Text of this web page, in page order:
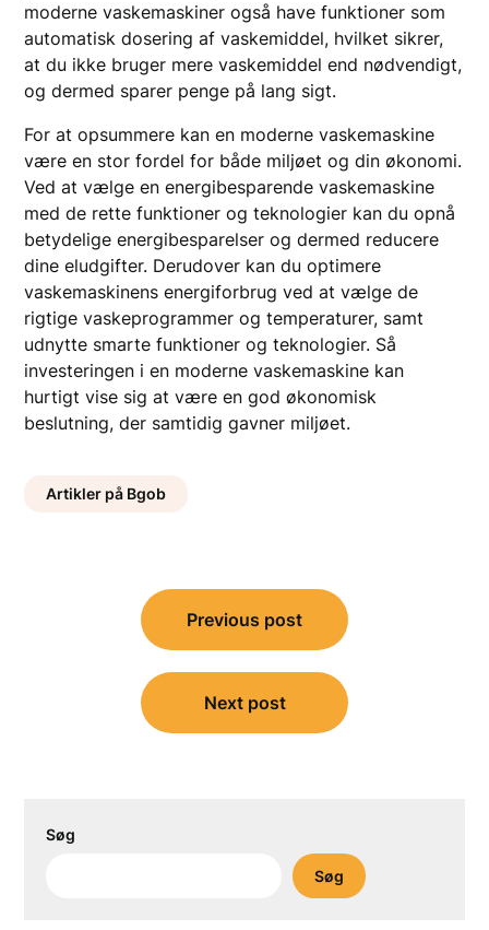
moderne vaskemaskiner også have funktioner som
automatisk dosering af vaskemiddel, hvilket sikrer,
at du ikke bruger mere vaskemiddel end nødvendigt,
og dermed sparer penge på lang sigt.
For at opsummere kan en moderne vaskemaskine
være en stor fordel for både miljøet og din økonomi.
Ved at vælge en energibesparende vaskemaskine
med de rette funktioner og teknologier kan du opnå
betydelige energibesparelser og dermed reducere
dine eludgifter. Derudover kan du optimere
vaskemaskinens energiforbrug ved at vælge de
rigtige vaskeprogrammer og temperaturer, samt
udnytte smarte funktioner og teknologier. Så
investeringen i en moderne vaskemaskine kan
hurtigt vise sig at være en god økonomisk
beslutning, der samtidig gavner miljøet.
Artikler på Bgob
Indlægsnavigation
Previous post
Next post
Søg
Søg